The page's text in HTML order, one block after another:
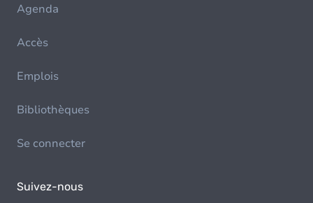
Agenda
Accès
Emplois
Bibliothèques
Se connecter
Suivez-nous